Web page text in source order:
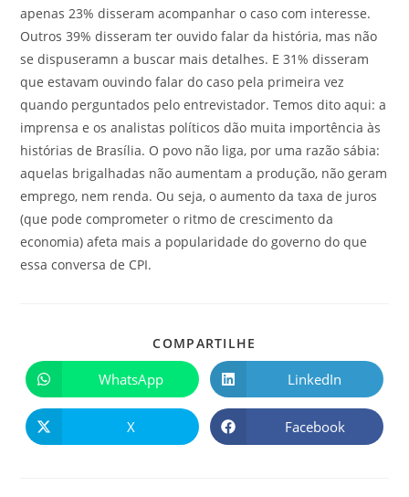
apenas 23% disseram acompanhar o caso com interesse.
Outros 39% disseram ter ouvido falar da história, mas não
se dispuseramn a buscar mais detalhes. E 31% disseram
que estavam ouvindo falar do caso pela primeira vez
quando perguntados pelo entrevistador. Temos dito aqui: a
imprensa e os analistas políticos dão muita importência às
histórias de Brasília. O povo não liga, por uma razão sábia:
aquelas brigalhadas não aumentam a produção, não geram
emprego, nem renda. Ou seja, o aumento da taxa de juros
(que pode comprometer o ritmo de crescimento da
economia) afeta mais a popularidade do governo do que
essa conversa de CPI.
COMPARTILHE
WhatsApp LinkedIn
X Facebook